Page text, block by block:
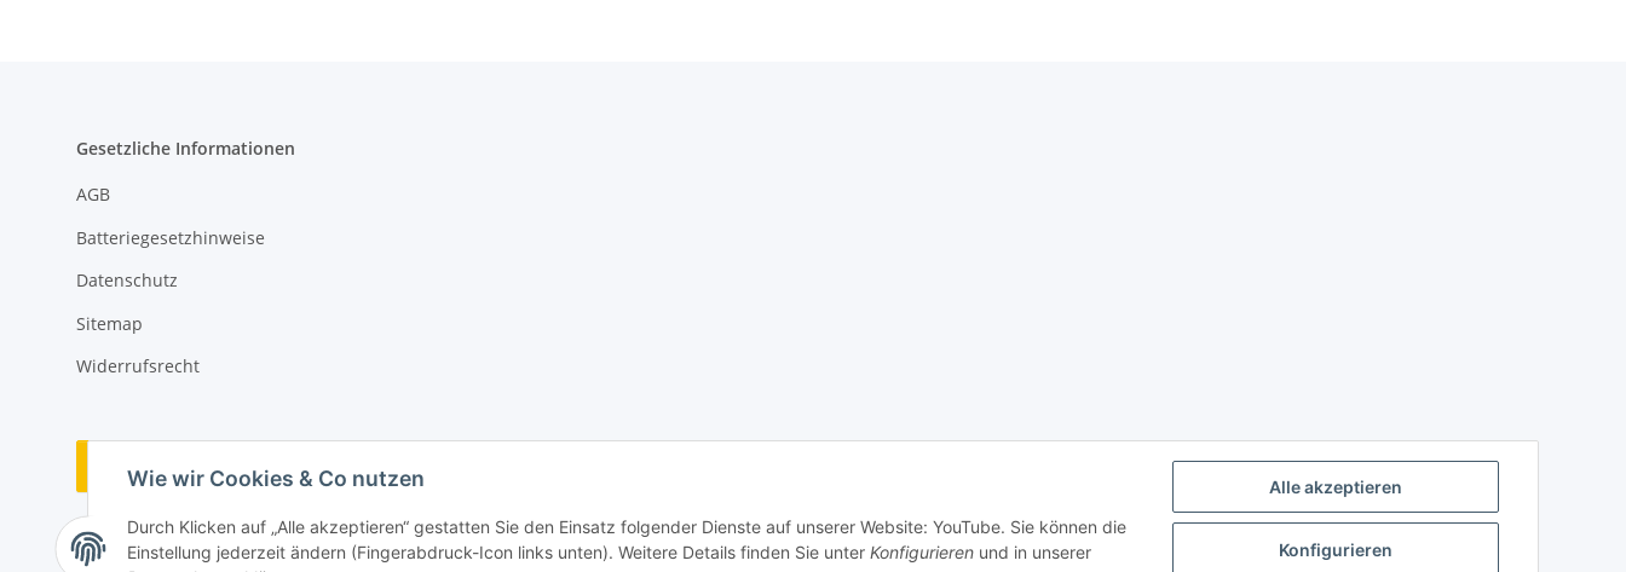
Alle akzeptieren
Konfigurieren
Wie wir Cookies & Co nutzen
Durch Klicken auf „Alle akzeptieren“ gestatten Sie den Einsatz folgender Dienste auf unserer Website: YouTube. Sie können die
Einstellung jederzeit ändern (Fingerabdruck-Icon links unten). Weitere Details finden Sie unter Konfigurieren und in unserer
Gesetzliche Informationen
AGB
Batteriegesetzhinweise
Datenschutz
Sitemap
Widerrufsrecht
Vertrag widerrufen